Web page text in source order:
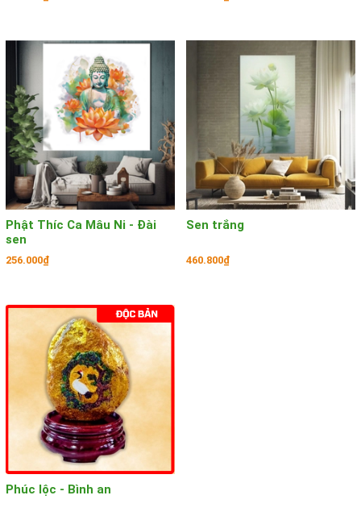
Phật Thíc Ca Mâu Ni - Đài
sen
256.000₫
Sen trắng
460.800₫
Phúc lộc - Bình an